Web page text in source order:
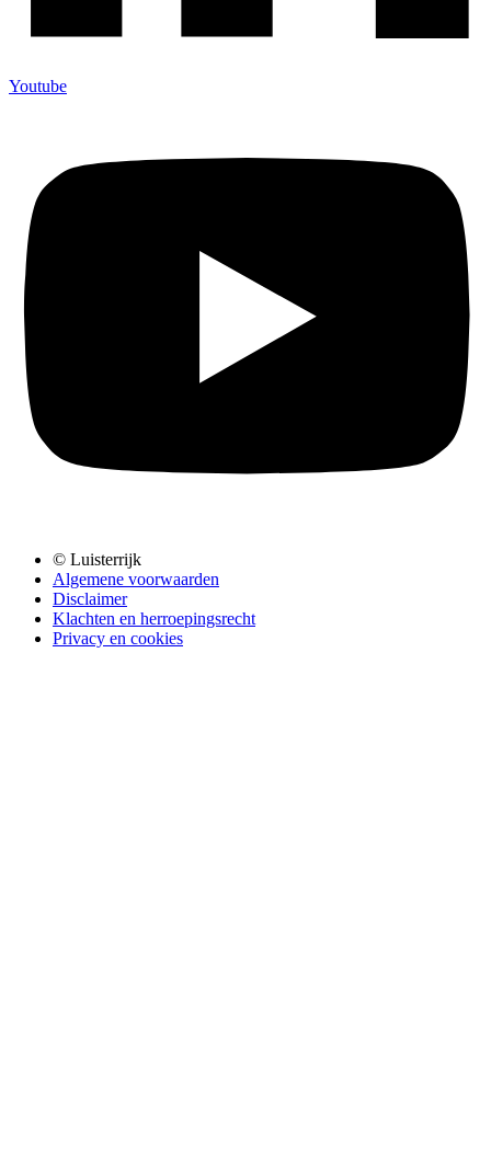
Youtube
© Luisterrijk
Algemene voorwaarden
Disclaimer
Klachten en herroepingsrecht
Privacy en cookies